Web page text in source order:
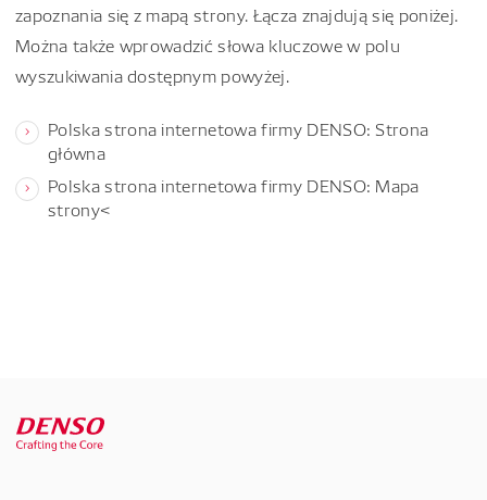
zapoznania się z mapą strony. Łącza znajdują się poniżej.
Można także wprowadzić słowa kluczowe w polu
wyszukiwania dostępnym powyżej.
Polska strona internetowa firmy DENSO: Strona
główna
Polska strona internetowa firmy DENSO: Mapa
strony<